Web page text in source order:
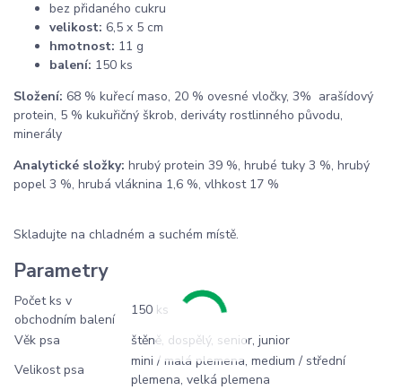
bez přidaného cukru
velikost: 6,5 x 5 cm
hmotnost: 11 g
balení: 150 ks
Složení: 68 % kuřecí maso, 20 % ovesné vločky, 3% arašídový
protein, 5 % kukuřičný škrob, deriváty rostlinného původu,
minerály
Analytické složky: hrubý protein 39 %, hrubé tuky 3 %, hrubý
popel 3 %, hrubá vláknina 1,6 %, vlhkost 17 %
Skladujte na chladném a suchém místě.
Parametry
Počet ks v
obchodním balení
150 ks
Věk psa
štěně, dospělý, senior, junior
Velikost psa
mini / malá plemena, medium / střední
plemena, velká plemena